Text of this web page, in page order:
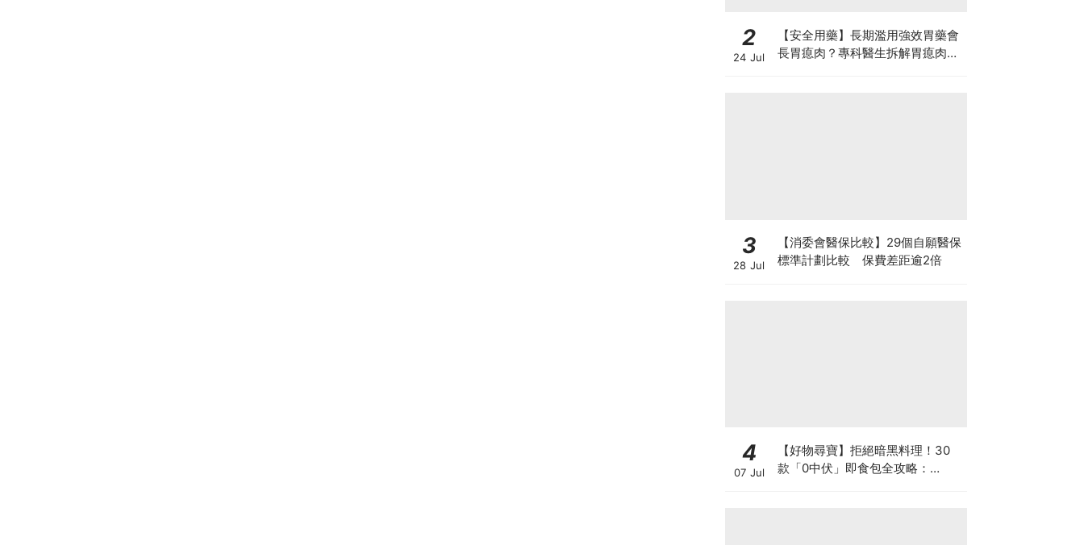
2
24 Jul
【安全用藥】長期濫用強效胃藥會
長胃瘜肉？專科醫生拆解胃瘜肉癌
3
28 Jul
【消委會醫保比較】29個自願醫保
標準計劃比較 保費差距逾2倍
4
07 Jul
【好物尋寶】拒絕暗黑料理！30
款「0中伏」即食包全攻略：